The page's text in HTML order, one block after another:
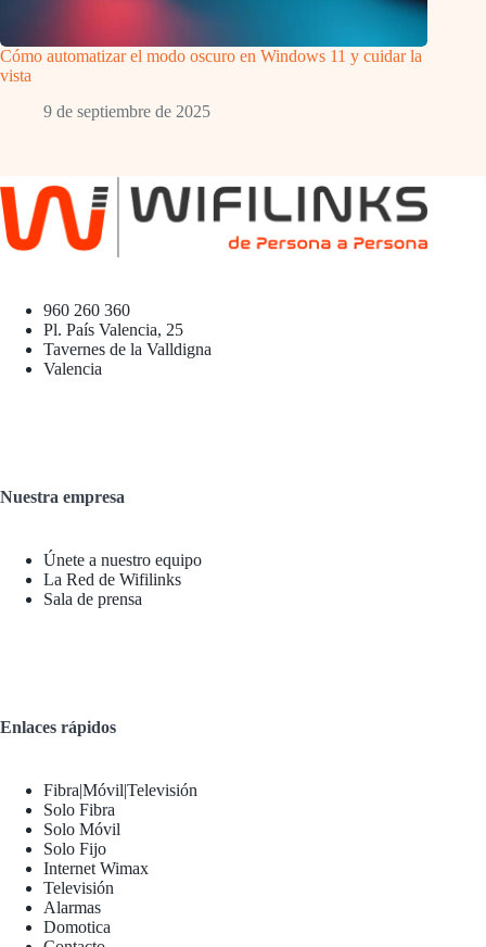
Cómo automatizar el modo oscuro en Windows 11 y cuidar la
vista
9 de septiembre de 2025
960 260 360
Pl. País Valencia, 25
Tavernes de la Valldigna
Valencia
Nuestra empresa
Únete a nuestro equipo
La Red de Wifilinks
Sala de prensa
Enlaces rápidos
Fibra|Móvil|Televisión
Solo Fibra
Solo Móvil
Solo Fijo
Internet Wimax
Televisión
Alarmas
Domotica